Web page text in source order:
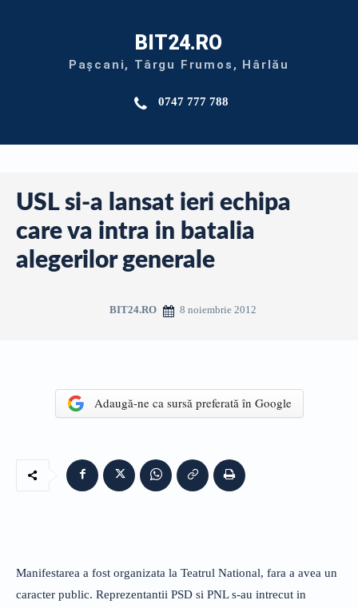
BIT24.RO
Pașcani, Târgu Frumos, Hârlău
0747 777 788
USL si-a lansat ieri echipa
care va intra in batalia
alegerilor generale
BIT24.RO 8 noiembrie 2012
Adaugă-ne ca sursă preferată în Google
Manifestarea a fost organizata la Teatrul National, fara a avea un
caracter public. Reprezentantii PSD si PNL s-au intrecut in